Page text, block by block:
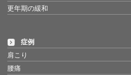
更年期の緩和
症例
肩こり
腰痛